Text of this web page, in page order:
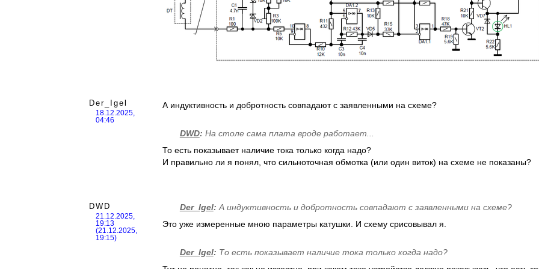
Der_Igel
18.12.2025,
04:46
А индуктивность и добротность совпадают с заявленными на схеме?
DWD: На столе сама плата вроде работает...
То есть показывает наличие тока только когда надо?
И правильно ли я понял, что сильноточная обмотка (или один виток) на схеме не показаны?
DWD
21.12.2025,
19:13
(21.12.2025,
19:15)
Der_Igel: А индуктивность и добротность совпадают с заявленными на схеме?
Это уже измеренные мною параметры катушки. И схему срисовывал я.
Der_Igel: То есть показывает наличие тока только когда надо?